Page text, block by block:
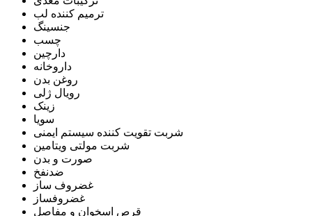
ترمیم کننده لب
جنسینگ
چسب
دارچین
داروخانه
روغن بدن
رویال ژلی
زینک
سویا
شربت تقویت کننده سیستم ایمنی
شربت مولتی ویتامین
صورت و بدن
ضدنفخ
غضروف ساز
غضروفساز
قرص اسخوان و مفاصل